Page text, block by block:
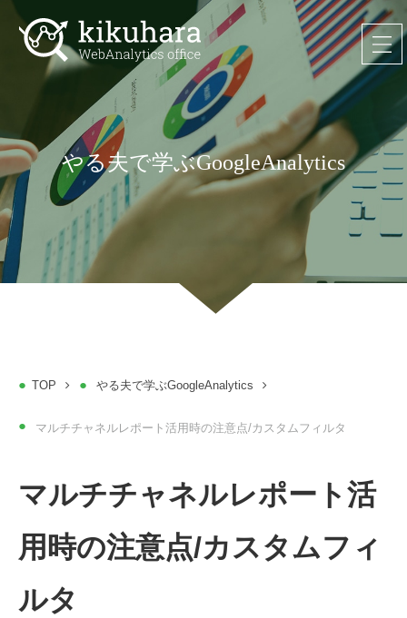
やる夫で学ぶGoogleAnalytics
TOP やる夫で学ぶGoogleAnalytics
マルチチャネルレポート活用時の注意点/カスタムフィルタ
マルチチャネルレポート活
用時の注意点/カスタムフィ
ルタ